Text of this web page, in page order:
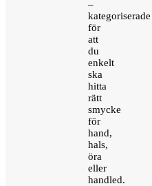
–
kategoriserade
för
att
du
enkelt
ska
hitta
rätt
smycke
för
hand,
hals,
öra
eller
handled.